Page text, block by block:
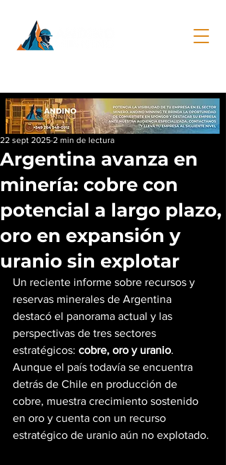
Argentina avanza en
minería: cobre con
potencial a largo plazo,
oro en expansión y
uranio sin explotar
22 sept 2025 2 min de lectura
Un reciente informe sobre recursos y
reservas minerales de Argentina
destacó el panorama actual y las
perspectivas de tres sectores
estratégicos: cobre, oro y uranio.
Aunque el país todavía se encuentra
detrás de Chile en producción de
cobre, muestra crecimiento sostenido
en oro y cuenta con un recurso
estratégico de uranio aún no explotado.